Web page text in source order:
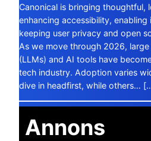
Canonical is bringing thoughtful,
enhancing accessibility, enabling
keeping user privacy and open
As we move through 2026,
(LLMs) and AI tools have
tech industry. Adoption varies
dive in headfirst, while others…
Annons